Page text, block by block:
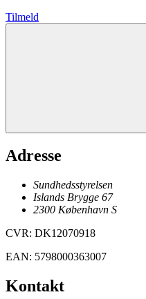
Tilmeld
Adresse
Sundhedsstyrelsen
Islands Brygge 67
2300 København S
CVR: DK12070918
EAN: 5798000363007
Kontakt